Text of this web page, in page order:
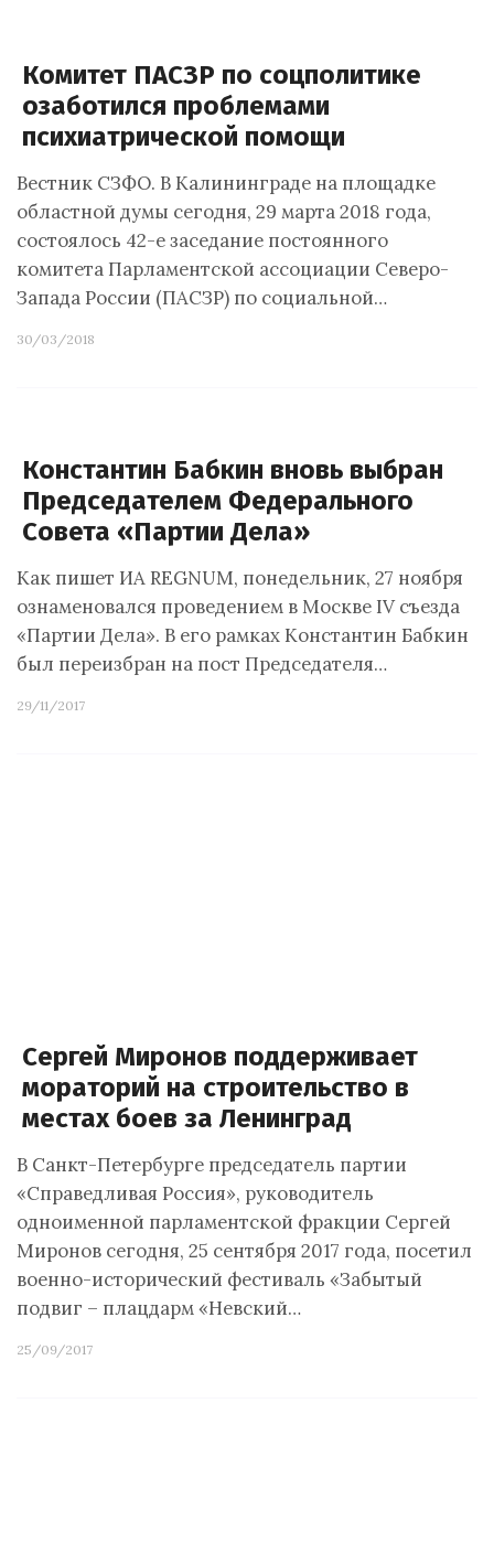
Комитет ПАСЗР по соцполитике
озаботился проблемами
психиатрической помощи
Вестник СЗФО. В Калининграде на площадке
областной думы сегодня, 29 марта 2018 года,
состоялось 42-е заседание постоянного
комитета Парламентской ассоциации Северо-
Запада России (ПАСЗР) по социальной…
30/03/2018
Константин Бабкин вновь выбран
Председателем Федерального
Совета «Партии Дела»
Как пишет ИА REGNUM, понедельник, 27 ноября
ознаменовался проведением в Москве IV съезда
«Партии Дела». В его рамках Константин Бабкин
был переизбран на пост Председателя…
29/11/2017
Сергей Миронов поддерживает
мораторий на строительство в
местах боев за Ленинград
В Санкт-Петербурге председатель партии
«Справедливая Россия», руководитель
одноименной парламентской фракции Сергей
Миронов сегодня, 25 сентября 2017 года, посетил
военно-исторический фестиваль «Забытый
подвиг – плацдарм «Невский…
25/09/2017